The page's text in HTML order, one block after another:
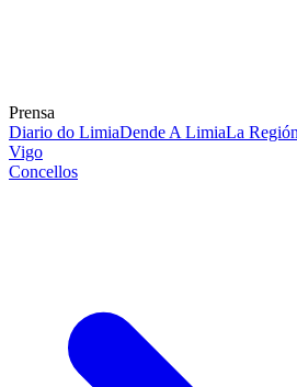
Prensa
Diario do LimiaDende A LimiaLa Región
Vigo
Concellos